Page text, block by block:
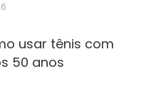
usar tênis com
50 anos